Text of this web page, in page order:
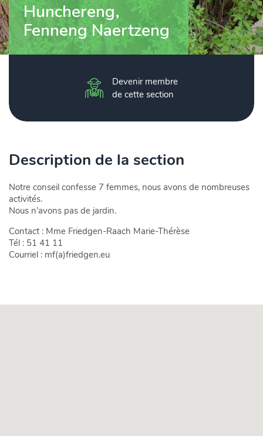
Hunchereng,
Fenneng Naertzeng
Devenir membre
de cette section
Description de la section
Notre conseil confesse 7 femmes, nous avons de nombreuses
activités.
Nous n’avons pas de jardin.
Contact : Mme Friedgen-Raach Marie-Thérèse
Tél : 51 41 11
Courriel : mf(a)friedgen.eu